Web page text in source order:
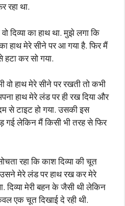
रहा था.
दिव्या का हाथ था. मुझे लगा कि
हाथ मेरे सीने पर आ गया है. फिर मैं
कर सो गया.
हाथ मेरे सीने पर रखती तो कभी
हाथ मेरे लंड पर ही रख दिया और
से टाइट हो गया. उसकी इस
गई लेकिन मैं किसी भी तरह से फिर
रहा कि काश दिव्या की चूत
मेरे लंड पर हाथ रख कर मेरे
दिव्या मेरी बहन के जैसी थी लेकिन
एक चूत दिखाई दे रही थी.